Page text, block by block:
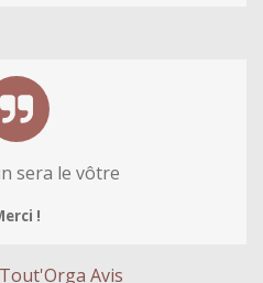
sera le vôtre
!
Tout'Orga Avis